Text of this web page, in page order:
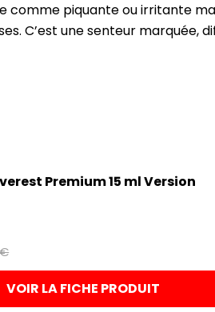
comme piquante ou irritante
C’est une senteur marquée,
Premium 15 ml Version
VOIR LA FICHE PRODUIT